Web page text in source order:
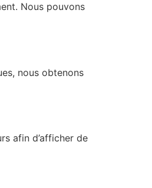
Nous pouvons
nous obtenons
afin d’afficher de